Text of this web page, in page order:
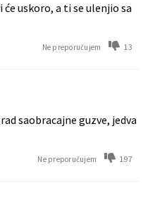
uskoro, a ti se ulenjio sa
Ne preporučujem 13
saobracajne guzve, jedva
Ne preporučujem 197